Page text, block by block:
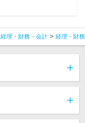
経理・財務・会計 経理・財務